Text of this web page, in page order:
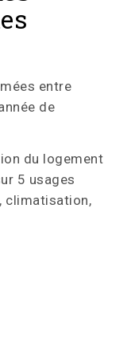
entre
de
du logement
5 usages
climatisation,